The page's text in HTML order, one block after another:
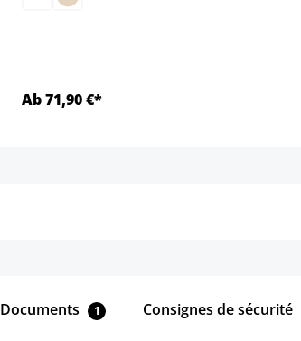
Ab 71,90 €*
Documents 1 Consignes de sécurité